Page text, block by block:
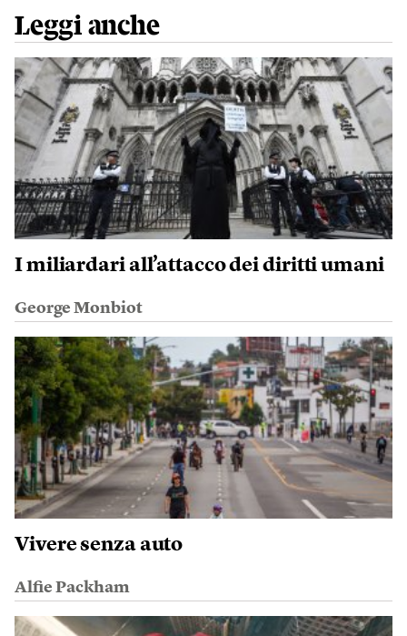
Leggi anche
I miliardari all’attacco dei diritti umani
George Monbiot
Vivere senza auto
Alfie Packham